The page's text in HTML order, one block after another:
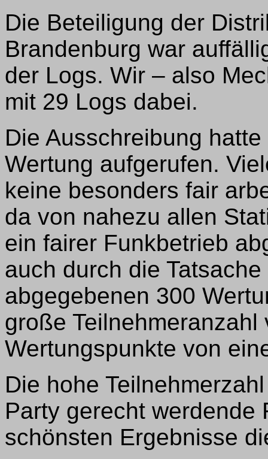
Die Beteiligung der
Brandenburg war
der Logs. Wir – also
mit 29 Logs dabei.
Die Ausschreibung
Wertung aufgerufen.
keine besonders fair
da von nahezu allen
ein fairer Funkbetrieb
auch durch die
abgegebenen 300
große
Wertungspunkte von
Die hohe
Party gerecht werdende
schönsten Ergebnisse